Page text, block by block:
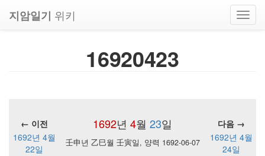
지암일기 위키
16920423
1692년 4월 23일
← 이전
다음 →
1692년 4월
22일
壬申년 乙巳월 壬寅일, 양력 1692-06-07
1692년 4월
24일